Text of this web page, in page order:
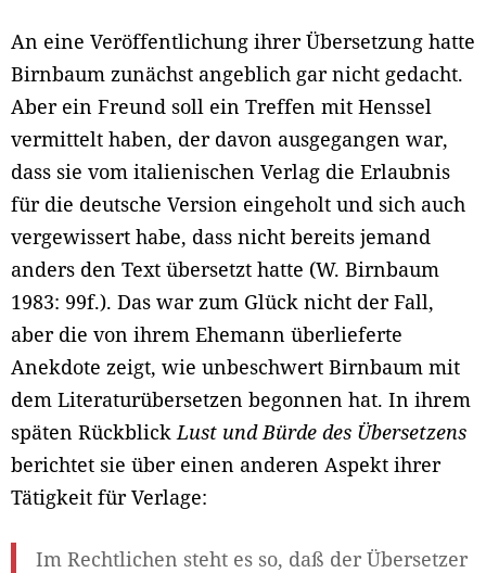
An eine Veröffentlichung ihrer Übersetzung hatte
Birnbaum zunächst angeblich gar nicht gedacht.
Aber ein Freund soll ein Treffen mit Henssel
vermittelt haben, der davon ausgegangen war,
dass sie vom italienischen Verlag die Erlaubnis
für die deutsche Version eingeholt und sich auch
vergewissert habe, dass nicht bereits jemand
anders den Text übersetzt hatte (W. Birnbaum
1983: 99f.). Das war zum Glück nicht der Fall,
aber die von ihrem Ehemann überlieferte
Anekdote zeigt, wie unbeschwert Birnbaum mit
dem Literaturübersetzen begonnen hat. In ihrem
späten Rückblick Lust und Bürde des Übersetzens
berichtet sie über einen anderen Aspekt ihrer
Tätigkeit für Verlage:
Im Rechtlichen steht es so, daß der Übersetzer